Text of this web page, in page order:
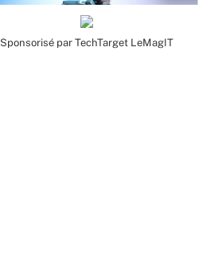
Sponsorisé par TechTarget LeMagIT